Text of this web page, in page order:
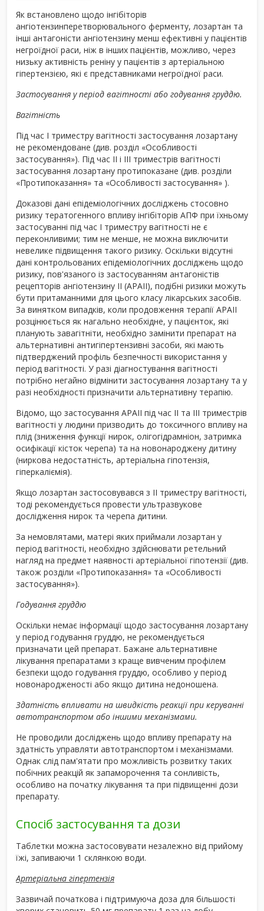
Як встановлено щодо інгібіторів
ангіотензинперетворювального ферменту, лозартан та
інші антагоністи ангіотензину менш ефективні у пацієнтів
негроїдної раси, ніж в інших пацієнтів, можливо, через
низьку активність реніну у пацієнтів з артеріальною
гіпертензією, які є представниками негроїдної раси.
Застосування у період вагітності або годування груддю.
Вагітність
Під час І триместру вагітності застосування лозартану
не рекомендоване (див. розділ «Особливості
застосування»). Під час ІІ і ІІІ триместрів вагітності
застосування лозартану протипоказане (див. розділи
«Протипоказання» та «Особливості застосування» ).
Доказові дані епідеміологічних досліджень стосовно
ризику тератогенного впливу інгібіторів АПФ при їхньому
застосуванні під час І триместру вагітності не є
переконливими; тим не менше, не можна виключити
невелике підвищення такого ризику. Оскільки відсутні
дані контрольованих епідеміологічних досліджень щодо
ризику, пов'язаного із застосуванням антагоністів
рецепторів ангіотензину ІІ (АРАІI), подібні ризики можуть
бути притаманними для цього класу лікарських засобів.
За винятком випадків, коли продовження терапії АРАІI
розцінюється як нагально необхідне, у пацієнток, які
планують завагітніти, необхідно замінити препарат на
альтернативні антигіпертензивні засоби, які мають
підтверджений профіль безпечності використання у
період вагітності. У разі діагностування вагітності
потрібно негайно відмінити застосування лозартану та у
разі необхідності призначити альтернативну терапію.
Відомо, що застосування АРАІІ під час ІІ та ІІІ триместрів
вагітності у людини призводить до токсичного впливу на
плід (зниження функції нирок, олігогідрамніон, затримка
осифікації кісток черепа) та на новонароджену дитину
(ниркова недостатність, артеріальна гіпотензія,
гіперкаліємія).
Якщо лозартан застосовувався з ІІ триместру вагітності,
тоді рекомендується провести ультразвукове
дослідження нирок та черепа дитини.
За немовлятами, матері яких приймали лозартан у
період вагітності, необхідно здійснювати ретельний
нагляд на предмет наявності артеріальної гіпотензії (див.
також розділи «Протипоказання» та «Особливості
застосування»).
Годування груддю
Оскільки немає інформації щодо застосування лозартану
у період годування груддю, не рекомендується
призначати цей препарат. Бажане альтернативне
лікування препаратами з краще вивченим профілем
безпеки щодо годування груддю, особливо у період
новонародженості або якщо дитина недоношена.
Здатність впливати на швидкість реакції при керуванні
автотранспортом або іншими механізмами.
Не проводили досліджень щодо впливу препарату на
здатність управляти автотранспортом і механізмами.
Однак слід пам'ятати про можливість розвитку таких
побічних реакцій як запаморочення та сонливість,
особливо на початку лікування та при підвищенні дози
препарату.
Спосіб застосування та дози
Таблетки можна застосовувати незалежно від прийому
їжі, запиваючи 1 склянкою води.
Артеріальна гіпертензія
Зазвичай початкова і підтримуюча доза для більшості